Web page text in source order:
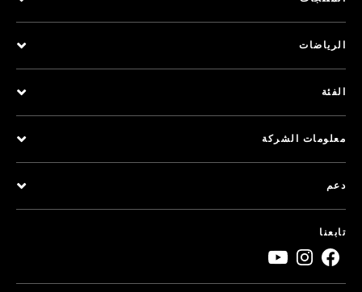
الرياضات
الفئة
معلومات الشركة
دعم
تابعنا